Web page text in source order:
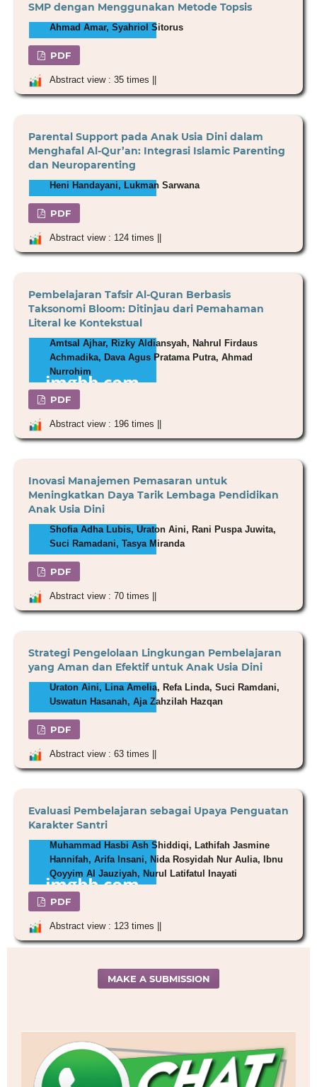
SMP dengan Menggunakan Metode Topsis
Ahmad Amar, Syahriol Sitorus
PDF
Abstract view : 35 times ||
Parental Support pada Anak Usia Dini dalam
Menghafal Al-Qur’an: Integrasi Islamic Parenting
dan Neuroparenting
Heni Handayani, Lukman Sarwana
PDF
Abstract view : 124 times ||
Pembelajaran Tafsir Al-Quran Berbasis
Taksonomi Bloom: Ditinjau dari Pemahaman
Literal ke Kontekstual
Amtsal Ajhar, Rizky Aldiansyah, Nahrul Firdaus
Achmadika, Dava Agus Pratama Putra, Ahmad
Nurrohim
PDF
Abstract view : 196 times ||
Inovasi Manajemen Pemasaran untuk
Meningkatkan Daya Tarik Lembaga Pendidikan
Anak Usia Dini
Shofia Adha Lubis, Uraton Aini, Rani Puspa Juwita,
Suci Ramadani, Tasya Miranda
PDF
Abstract view : 70 times ||
Strategi Pengelolaan Lingkungan Pembelajaran
yang Aman dan Efektif untuk Anak Usia Dini
Uraton Aini, Lina Amelia, Refa Linda, Suci Ramdani,
Uswatun Hasanah, Aja Zahzilah Hazqan
PDF
Abstract view : 63 times ||
Evaluasi Pembelajaran sebagai Upaya Penguatan
Karakter Santri
Muhammad Hasbi Ash Shiddiqi, Lathifah Jasmine
Hannifah, Arifa Insani, Nida Rosyidah Nur Aulia, Ibnu
Qoyyim Al Jauziyah, Nurul Latifatul Inayati
PDF
Abstract view : 123 times ||
MAKE A SUBMISSION